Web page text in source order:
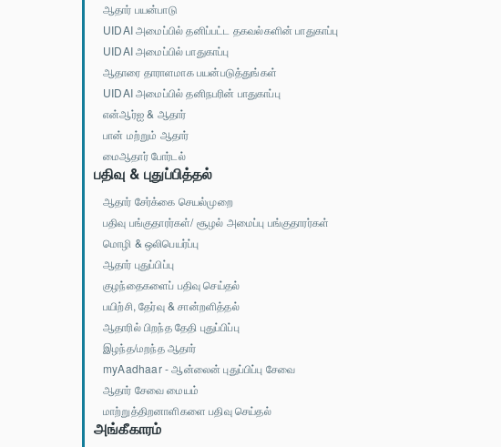
ஆதார் பயன்பாடு
UIDAI அமைப்பில் தனிப்பட்ட தகவல்களின் பாதுகாப்பு
UIDAI அமைப்பில் பாதுகாப்பு
ஆதாரை தாராளமாக பயன்படுத்துங்கள்
UIDAI அமைப்பில் தனிநபரின் பாதுகாப்பு
என்ஆர்ஐ & ஆதார்
பான் மற்றும் ஆதார்
மைஆதார் போர்டல்
பதிவு & புதுப்பித்தல்
ஆதார் சேர்க்கை செயல்முறை
பதிவு பங்குதாரர்கள்/ சூழல் அமைப்பு பங்குதாரர்கள்
மொழி & ஒலிபெயர்ப்பு
ஆதார் புதுப்பிப்பு
குழந்தைகளைப் பதிவு செய்தல்
பயிற்சி, தேர்வு & சான்றளித்தல்
ஆதாரில் பிறந்த தேதி புதுப்பிப்பு
இழந்த/மறந்த ஆதார்
myAadhaar - ஆன்லைன் புதுப்பிப்பு சேவை
ஆதார் சேவை மையம்
மாற்றுத்திறனாளிகளை பதிவு செய்தல்
அங்கீகாரம்